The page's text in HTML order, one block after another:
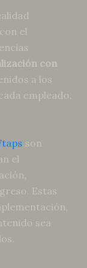
el
con
a los
empleado,
son
el
Estas
sea